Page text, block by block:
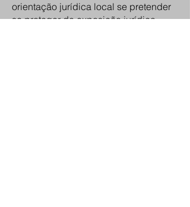
orientação jurídica local se pretender
se proteger de exposição jurídica.